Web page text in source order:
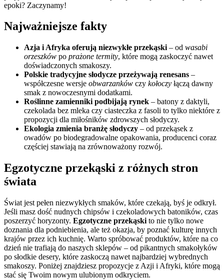
epoki? Zaczynamy!
Najważniejsze fakty
Azja i Afryka oferują niezwykłe przekąski – od wasabi
orzeszków po prażone termity, które mogą zaskoczyć nawet
doświadczonych smakoszy.
Polskie tradycyjne słodycze przeżywają renesans –
współczesne wersje obwarzanków czy kołoczy łączą dawny
smak z nowoczesnymi dodatkami.
Roślinne zamienniki podbijają rynek – batony z daktyli,
czekolada bez mleka czy ciasteczka z fasoli to tylko niektóre z
propozycji dla miłośników zdrowszych słodyczy.
Ekologia zmienia branżę słodyczy – od przekąsek z
owadów po biodegradowalne opakowania, producenci coraz
częściej stawiają na zrównoważony rozwój.
Egzotyczne przekąski z różnych stron
świata
Świat jest pełen niezwykłych smaków, które czekają, byś je odkrył.
Jeśli masz dość nudnych chipsów i czekoladowych batoników, czas
poszerzyć horyzonty. Egzotyczne przekąski to nie tylko nowe
doznania dla podniebienia, ale też okazja, by poznać kulturę innych
krajów przez ich kuchnię. Warto spróbować produktów, które na co
dzień nie trafiają do naszych sklepów – od pikantnych smakołyków
po słodkie desery, które zaskoczą nawet najbardziej wybrednych
smakoszy. Poniżej znajdziesz propozycje z Azji i Afryki, które mogą
stać się Twoim nowym ulubionym odkryciem.